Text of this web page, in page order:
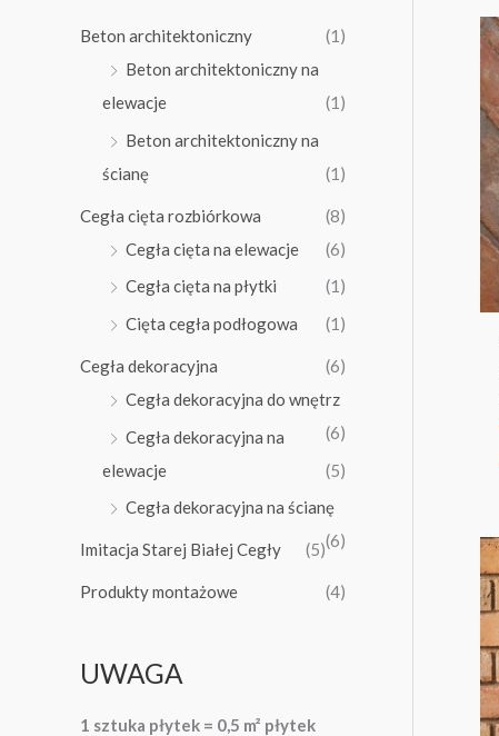
0
o
Beton architektoniczny
(1)
Beton architektoniczny na
elewacje
(1)
Beton architektoniczny na
ścianę
(1)
Cegła cięta rozbiórkowa
(8)
Cegła cięta na elewacje
(6)
Cegła cięta na płytki
(1)
Cięta cegła podłogowa
(1)
Cegła dekoracyjna
(6)
Cegła dekoracyjna do wnętrz
(6)
Cegła dekoracyjna na
elewacje
(5)
Cegła dekoracyjna na ścianę
(6)
Imitacja Starej Białej Cegły (5)
Produkty montażowe (4)
UWAGA
1 sztuka płytek = 0,5 m² płytek